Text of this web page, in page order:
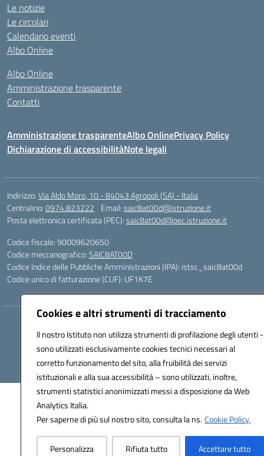
Cookies e altri strumenti di tracciamento
Il nostro Istituto non utilizza strumenti di profilazione degli utenti -
sono utilizzati esclusivamente cookies tecnici necessari al
corretto funzionamento del sito, alla fruibilità dei servizi
istituzionali e alla sua accessibilità – sono utilizzati, inoltre,
strumenti statistici anonimizzati messi a disposizione da Web
Analytics Italia.
Per saperne di più sul nostro sito, consulta la ns.Cookie Policy.
Personalizza Rifiuta tutto Accettare tutto
Le notizie
Le circolari
Calendario eventi
Albo Online
Albo Online
Amministrazione trasparente
Contatti
Amministrazione trasparenteAlbo OnlinePrivacy Policy
Dichiarazione di accessibilitàNote legali
Indirizzo:Via Aldo Moro, 10 - 84043 Agropoli (SA) - Italia
Centralino:0974.823222 Email:saic8at00d@istruzione.it
Posta elettronica certificata (PEC):saic8at00d@pec.istruzione.it
Codice fiscale: 90009620650
Codice meccanografico:SAIC8AT00D
Codice Indice delle Pubbliche Amministrazioni (IPA): istsc_saic8at00d
Codice unico di fatturazione (CUF): UF1K7E
Concept & Design by Designers Italia